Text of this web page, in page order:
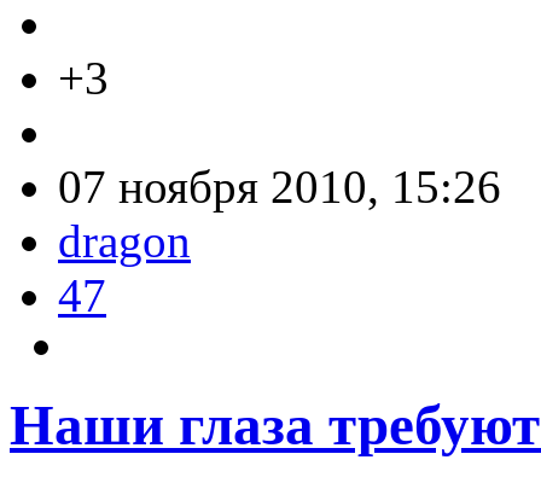
+3
07 ноября 2010, 15:26
dragon
47
Наши глаза